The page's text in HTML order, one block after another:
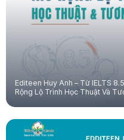
Editeen Huy Anh – Từ IELTS
Rộng Lộ Trình Học Thuật Và